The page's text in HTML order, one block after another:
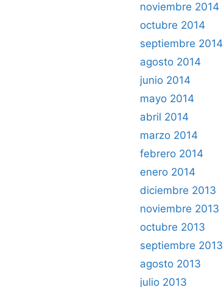
noviembre 2014
octubre 2014
septiembre 2014
agosto 2014
junio 2014
mayo 2014
abril 2014
marzo 2014
febrero 2014
enero 2014
diciembre 2013
noviembre 2013
octubre 2013
septiembre 2013
agosto 2013
julio 2013